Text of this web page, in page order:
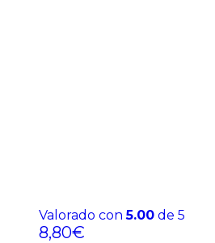
Valorado con5.00 de 5
8,80€